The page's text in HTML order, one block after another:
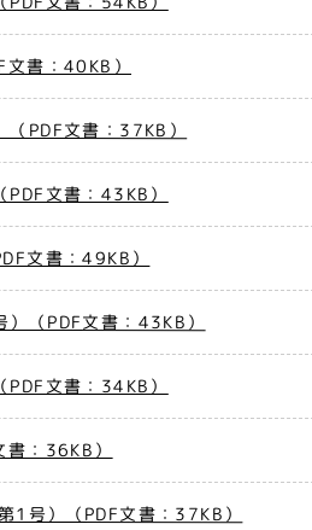
書：40KB）
PDF文書：37KB）
文書：43KB）
文書：49KB）
（PDF文書：43KB）
文書：34KB）
：36KB）
1号）（PDF文書：37KB）